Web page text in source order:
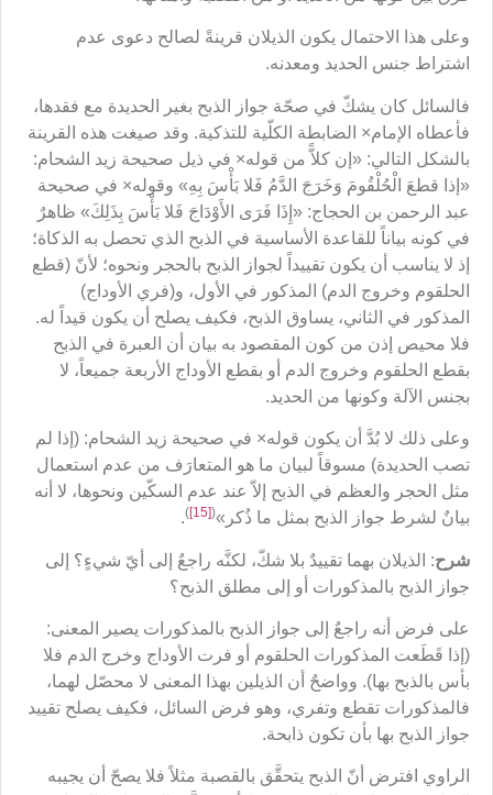
وعلى هذا الاحتمال يكون الذيلان قرينةً لصالح دعوى عدم
اشتراط جنس الحديد ومعدنه.
فالسائل كان يشكّ في صحّة جواز الذبح بغير الحديدة مع فقدها،
فأعطاه الإمام× الضابطة الكلّية للتذكية. وقد صيغت هذه القرينة
بالشكل التالي: «إن كلاًّ من قوله× في ذيل صحيحة زيد الشحام:
«إذا قطعَ الْحُلْقُومَ وَخَرَجَ الدَّمُ فَلا بَأْسَ بِهِ» وقوله× في صحيحة
عبد الرحمن بن الحجاج: «إِذَا فَرَى الأَوْدَاجَ فَلا بَأْسَ بِذَلِكَ» ظاهرٌ
في كونه بياناً للقاعدة الأساسية في الذبح الذي تحصل به الذكاة؛
إذ لا يناسب أن يكون تقييداً لجواز الذبح بالحجر ونحوه؛ لأنّ (قطع
الحلقوم وخروج الدم) المذكور في الأول، و(فري الأوداج)
المذكور في الثاني، يساوق الذبح، فكيف يصلح أن يكون قيداً له.
فلا محيص إذن من كون المقصود به بيان أن العبرة في الذبح
بقطع الحلقوم وخروج الدم أو بقطع الأوداج الأربعة جميعاً، لا
بجنس الآلة وكونها من الحديد.
وعلى ذلك لا بُدَّ أن يكون قوله× في صحيحة زيد الشحام: (إذا لم
تصب الحديدة) مسوقاً لبيان ما هو المتعارَف من عدم استعمال
مثل الحجر والعظم في الذبح إلاّ عند عدم السكّين ونحوها، لا أنه
بيانٌ لشرط جواز الذبح بمثل ما ذُكر»(
[15]
)
.
شرح: الذيلان بهما تقييدٌ بلا شكّ، لكنَّه راجعٌ إلى أيّ شيءٍ؟ إلى
جواز الذبح بالمذكورات أو إلى مطلق الذبح؟
على فرض أنه راجعٌ إلى جواز الذبح بالمذكورات يصير المعنى:
(إذا قَطَعت المذكورات الحلقوم أو فرت الأوداج وخرج الدم فلا
بأس بالذبح بها). وواضحٌ أن الذيلين بهذا المعنى لا محصّل لهما،
فالمذكورات تقطع وتفري، وهو فرض السائل، فكيف يصلح تقييد
جواز الذبح بها بأن تكون ذابحة.
الراوي افترض أنّ الذبح يتحقَّق بالقصبة مثلاً فلا يصحّ أن يجيبه